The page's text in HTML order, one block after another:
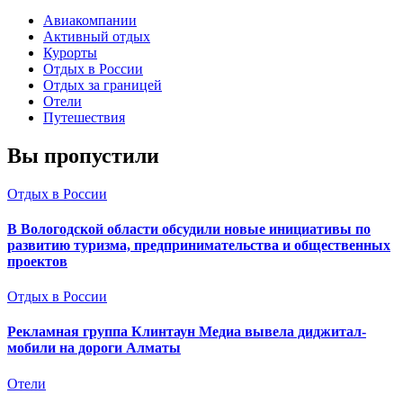
Авиакомпании
Активный отдых
Курорты
Отдых в России
Отдых за границей
Отели
Путешествия
Вы пропустили
Отдых в России
В Вологодской области обсудили новые инициативы по
развитию туризма, предпринимательства и общественных
проектов
Отдых в России
Рекламная группа Клинтаун Медиа вывела диджитал-
мобили на дороги Алматы
Отели